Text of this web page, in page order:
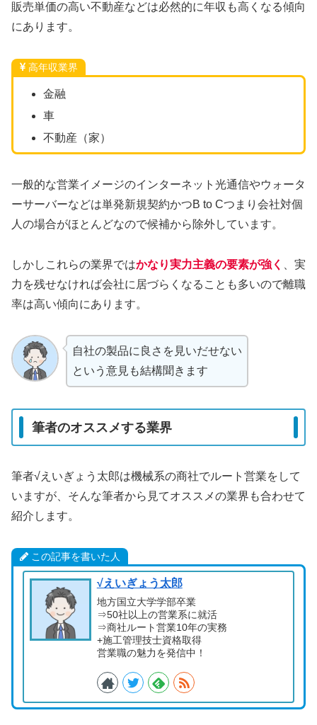
販売単価の高い不動産などは必然的に年収も高くなる傾向
にあります。
高年収業界
金融
車
不動産（家）
一般的な営業イメージのインターネット光通信やウォータ
ーサーバーなどは単発新規契約かつB to Cつまり会社対個
人の場合がほとんどなので候補から除外しています。
しかしこれらの業界ではかなり実力主義の要素が強く
、実
力を残せなければ会社に居づらくなることも多いので離職
率は高い傾向にあります。
自社の製品に良さを見いだせない
という意見も結構聞きます
筆者のオススメする業界
筆者√えいぎょう太郎は機械系の商社でルート営業をして
いますが、そんな筆者から見てオススメの業界も合わせて
紹介します。
この記事を書いた人
√えいぎょう太郎
地方国立大学学部卒業
⇒50社以上の営業系に就活
⇒商社ルート営業10年の実務
+施工管理技士資格取得
営業職の魅力を発信中！